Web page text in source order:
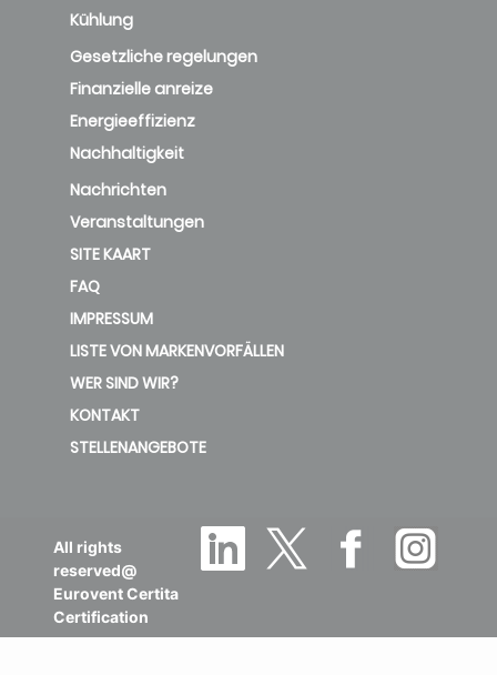
Kühlung
Gesetzliche regelungen
Finanzielle anreize
Energieeffizienz
Nachhaltigkeit
Nachrichten
Veranstaltungen
SITE KAART
FAQ
IMPRESSUM
LISTE VON MARKENVORFÄLLEN
WER SIND WIR?
KONTAKT
STELLENANGEBOTE
All rights
reserved@
Eurovent Certita
Certification